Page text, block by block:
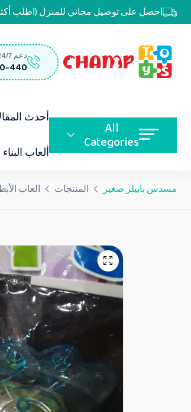
احصل على توصيل مجاني للمنزل (اطلب أكثر من
دعم 24/7:
440
All
Categories
أحدث
ألعاب البناء
مسدس بابيلز صغير المنتجات العاب